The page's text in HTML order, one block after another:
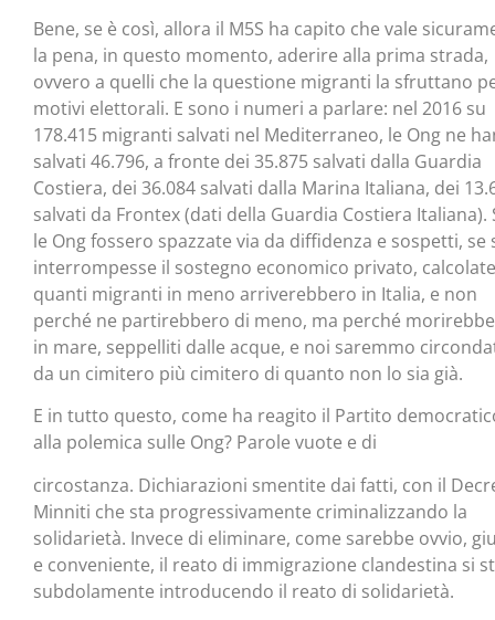
Bene, se è così, allora il M5S ha capito che vale
la pena, in questo momento, aderire alla prima strada,
ovvero a quelli che la questione migranti la sfruttano
motivi elettorali. E sono i numeri a parlare: nel 2016 su
178.415 migranti salvati nel Mediterraneo, le Ong ne
salvati 46.796, a fronte dei 35.875 salvati dalla Guardia
Costiera, dei 36.084 salvati dalla Marina Italiana, dei
salvati da Frontex (dati della Guardia Costiera Italiana).
le Ong fossero spazzate via da diffidenza e sospetti, se
interrompesse il sostegno economico privato, calcolate
quanti migranti in meno arriverebbero in Italia, e non
perché ne partirebbero di meno, ma perché
in mare, seppelliti dalle acque, e noi saremmo
da un cimitero più cimitero di quanto non lo sia già.
E in tutto questo, come ha reagito il Partito
alla polemica sulle Ong? Parole vuote e di
circostanza. Dichiarazioni smentite dai fatti, con il
Minniti che sta progressivamente criminalizzando la
solidarietà. Invece di eliminare, come sarebbe ovvio,
e conveniente, il reato di immigrazione clandestina si
subdolamente introducendo il reato di solidarietà.